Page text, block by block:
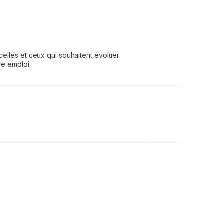
et ceux qui souhaitent évoluer
emploi.